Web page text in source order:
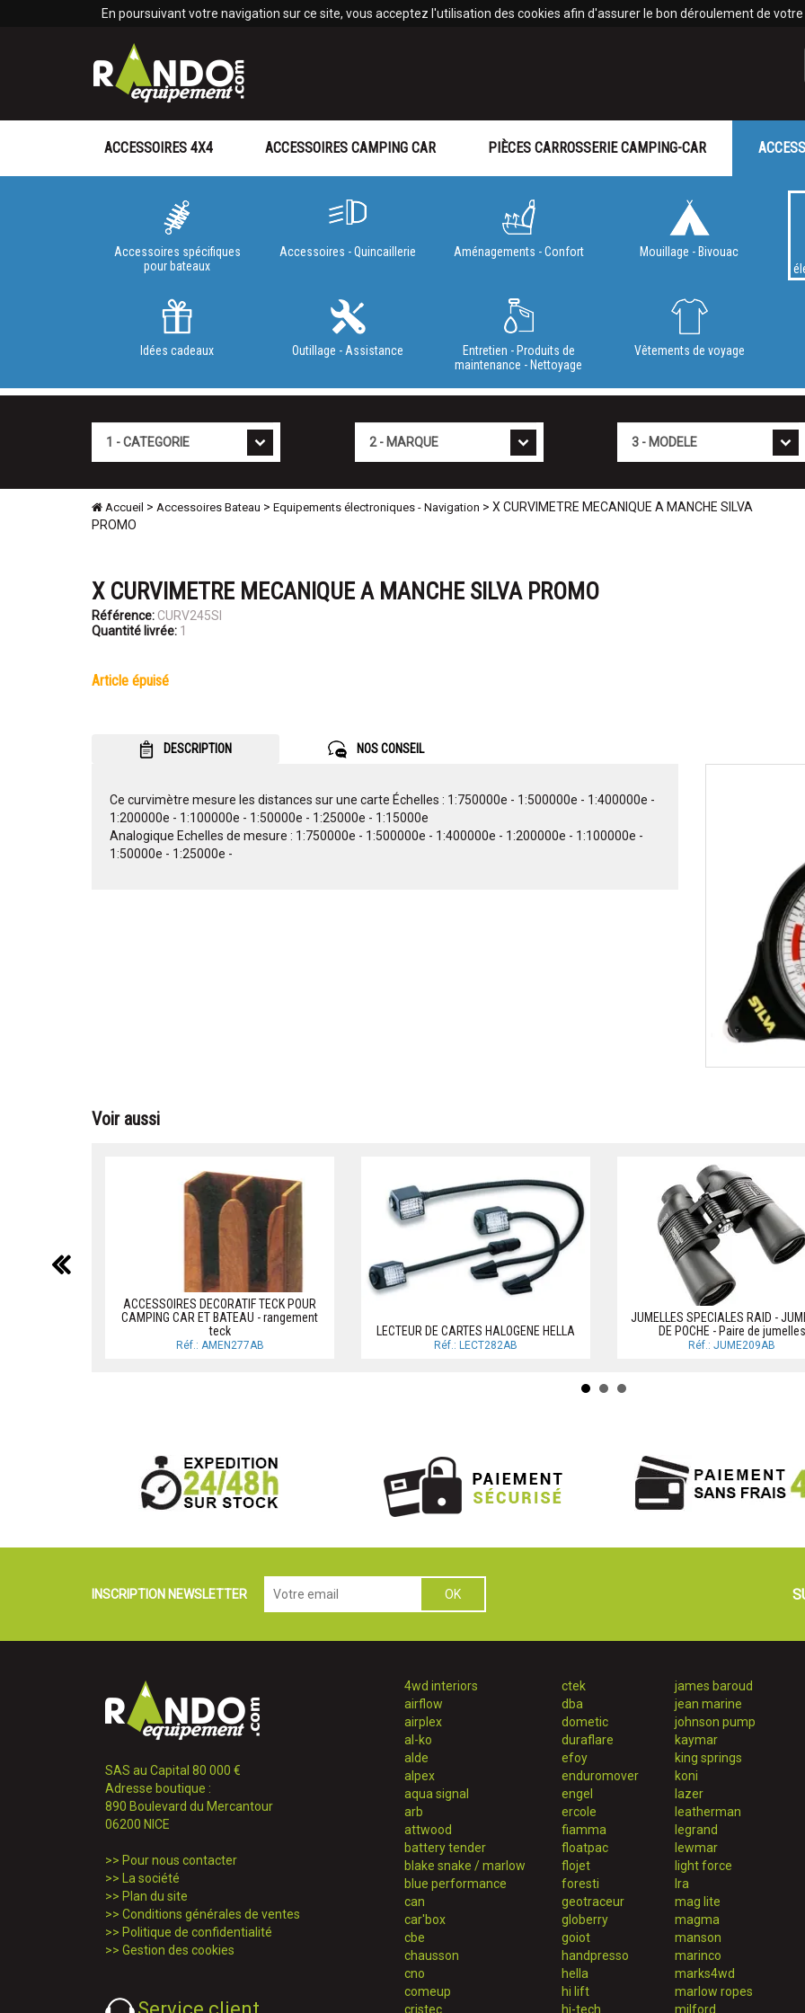
En poursuivant votre navigation sur ce site, vous acceptez l'utilisation des cookies afin d'assurer le bon déroulement de
ACCESSOIRES 4X4 ACCESSOIRES CAMPING CAR PIÈCES CARROSSERIE CAMPING-CAR
Accessoires spécifiques
pour bateaux
Accessoires - Quincaillerie Aménagements - Confort Mouillage - Bivouac
Idées cadeaux Outillage - Assistance
Entretien - Produits de
maintenance - Nettoyage
Vêtements de voyage
Accueil > Accessoires Bateau > Equipements électroniques - Navigation > X CURVIMETRE MECANIQUE A MANCHE SILVA
PROMO
X CURVIMETRE MECANIQUE A MANCHE SILVA PROMO
Référence: CURV245SI
Quantité livrée: 1
article épuisé
DESCRIPTION NOS CONSEIL
Ce curvimètre mesure les distances sur une carte Échelles : 1:750000e - 1:500000e - 1:400000e -
1:200000e - 1:100000e - 1:50000e - 1:25000e - 1:15000e
Analogique Echelles de mesure : 1:750000e - 1:500000e - 1:400000e - 1:200000e - 1:100000e -
1:50000e - 1:25000e -
Voir aussi
ACCESSOIRES DECORATIF TECK POUR
CAMPING CAR ET BATEAU - rangement
teck
Réf.: AMEN277AB
LECTEUR DE CARTES HALOGENE HELLA
Réf.: LECT282AB
JUMELLES SPECIALES RAID -
DE POCHE - Paire de jumelles
Réf.: JUME209AB
précédent
INSCRIPTION NEWSLETTER
SAS au Capital 80 000 €
Adresse boutique :
890 Boulevard du Mercantour
06200 NICE
>> Pour nous contacter
>>
La société
>> Plan du site
>> Conditions générales de ventes
>> Politique de confidentialité
>> Gestion des cookies
4wd interiors
airflow
airplex
al-ko
alde
alpex
aqua signal
arb
attwood
battery tender
blake snake / marlow
blue performance
can
car'box
cbe
chausson
cno
comeup
cristec
ctek
dba
dometic
duraflare
efoy
enduromover
engel
ercole
fiamma
floatpac
flojet
foresti
geotraceur
globerry
goiot
handpresso
hella
hi lift
hi-tech
james baroud
jean marine
johnson pump
kaymar
king springs
koni
lazer
leatherman
legrand
lewmar
light force
lra
mag lite
magma
manson
marinco
marks4wd
marlow ropes
milford
Panneau de gestion des cookies